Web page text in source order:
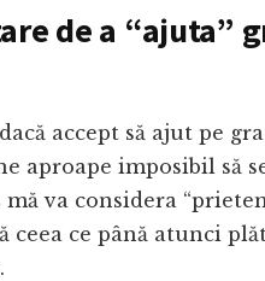
de a “ajuta”
accept să ajut pe
aproape imposibil să
va considera
ceea ce până atunci